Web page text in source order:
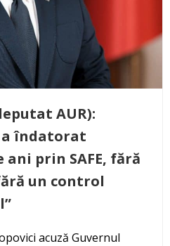
AUR):
a îndatorat
ani prin SAFE, fără
un control
acuză Guvernul